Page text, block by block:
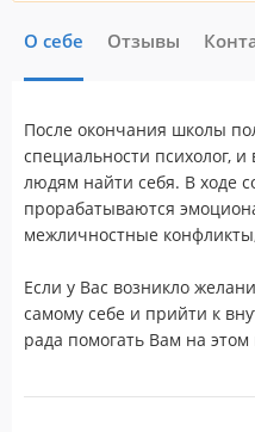
О себе Отзывы
После окончания школы
специальности психолог,
людям найти себя. В ходе
прорабатываются
межличностные
Если у Вас возникло
самому себе и прийти к
рада помогать Вам на этом